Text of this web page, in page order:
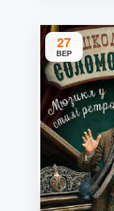
27
ВЕР